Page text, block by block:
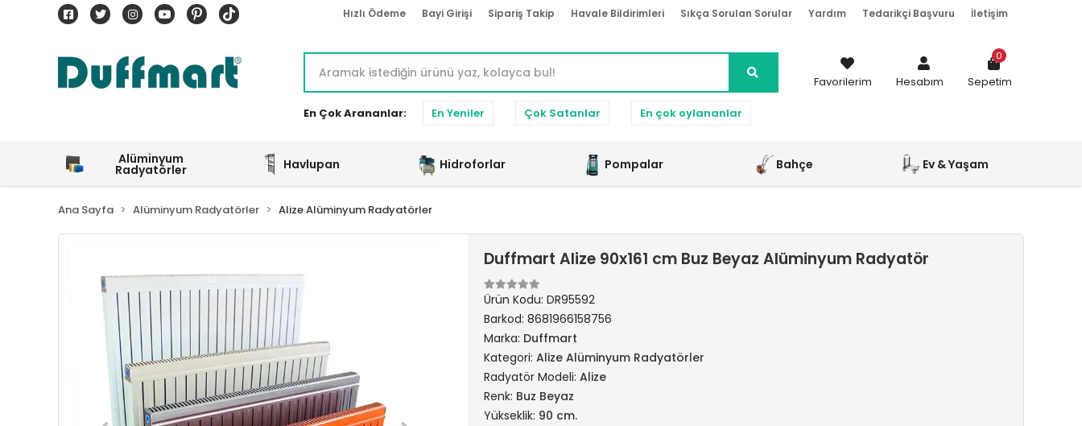
Hızlı Ödeme Bayi Girişi Sipariş Takip Havale Bildirimleri Sıkça Sorulan Sorular Yardım Tedarikçi Başvuru İletişim
En Çok Arananlar: En Yeniler Çok Satanlar En çok oylananlar
Favorilerim Hesabım Sepetim
0
Alüminyum
Radyatörler Havlupan Hidroforlar Pompalar Bahçe Ev & Yaşam
Ana Sayfa Alüminyum Radyatörler Alize Alüminyum Radyatörler
Duffmart Alize 90x161 cm Buz Beyaz Alüminyum Radyatör
Ürün Kodu: DR95592
Barkod: 8681966158756
Marka: Duffmart
Kategori: Alize Alüminyum Radyatörler
Radyatör Modeli: Alize
Renk: Buz Beyaz
Yükseklik: 90 cm.